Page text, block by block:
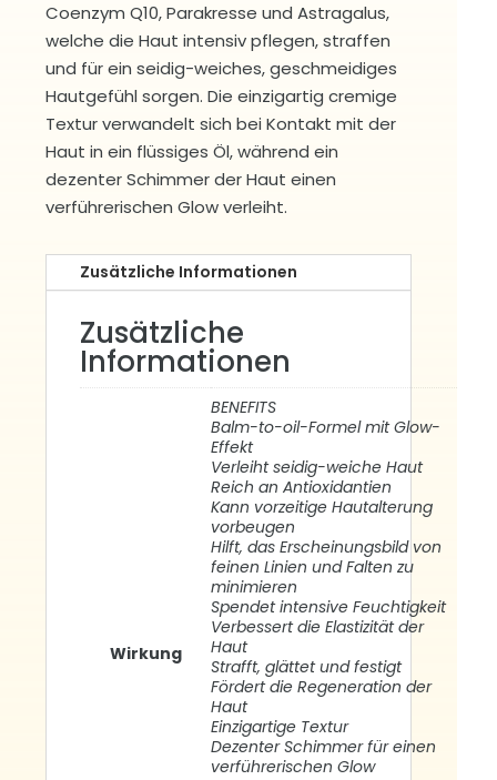
Coenzym Q10, Parakresse und Astragalus,
welche die Haut intensiv pflegen, straffen
und für ein seidig-weiches, geschmeidiges
Hautgefühl sorgen. Die einzigartig cremige
Textur verwandelt sich bei Kontakt mit der
Haut in ein flüssiges Öl, während ein
dezenter Schimmer der Haut einen
verführerischen Glow verleiht.
Zusätzliche Informationen
Zusätzliche
Informationen
Wirkung
BENEFITS
Balm-to-oil-Formel mit Glow-
Effekt
Verleiht seidig-weiche Haut
Reich an Antioxidantien
Kann vorzeitige Hautalterung
vorbeugen
Hilft, das Erscheinungsbild von
feinen Linien und Falten zu
minimieren
Spendet intensive Feuchtigkeit
Verbessert die Elastizität der
Haut
Strafft, glättet und festigt
Fördert die Regeneration der
Haut
Einzigartige Textur
Dezenter Schimmer für einen
verführerischen Glow